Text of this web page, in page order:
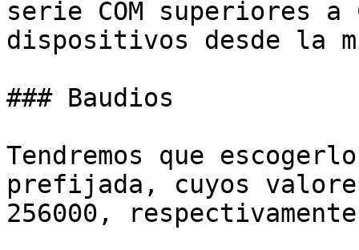
serie COM superiores a
dispositivos desde la
### Baudios
Tendremos que
prefijada, cuyos
256000,